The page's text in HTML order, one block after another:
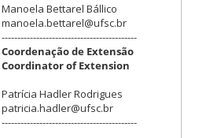
Manoela Bettarel Bállico
manoela.bettarel@ufsc.br
-------------------------------------------
Coordenação de Extensão
Coordinator of Extension
Patrícia Hadler Rodrigues
patricia.hadler@ufsc.br
-------------------------------------------